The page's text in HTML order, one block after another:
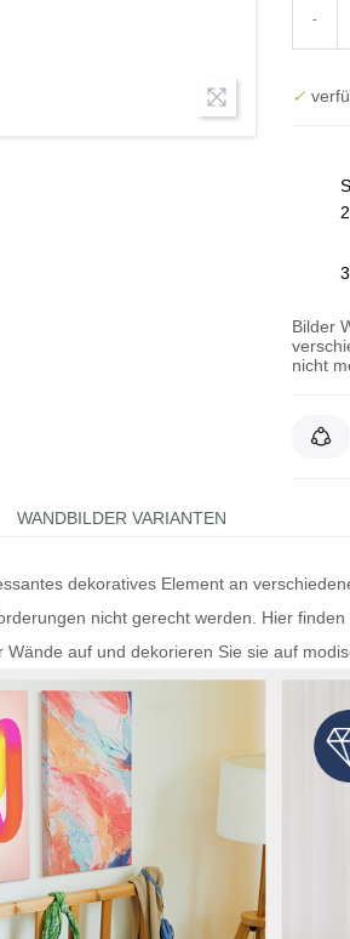
-
✓
Bilder
nicht
WANDBILDER VARIANTEN
dekoratives Element an
nicht gerecht werden. Hier finden
auf und dekorieren Sie sie auf